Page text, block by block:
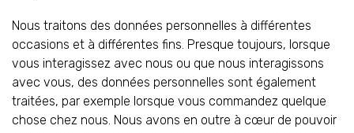
Nous traitons des données personnelles à différentes
occasions et à différentes fins. Presque toujours, lorsque
vous interagissez avec nous ou que nous interagissons
avec vous, des données personnelles sont également
traitées, par exemple lorsque vous commandez quelque
chose chez nous. Nous avons en outre à cœur de pouvoir